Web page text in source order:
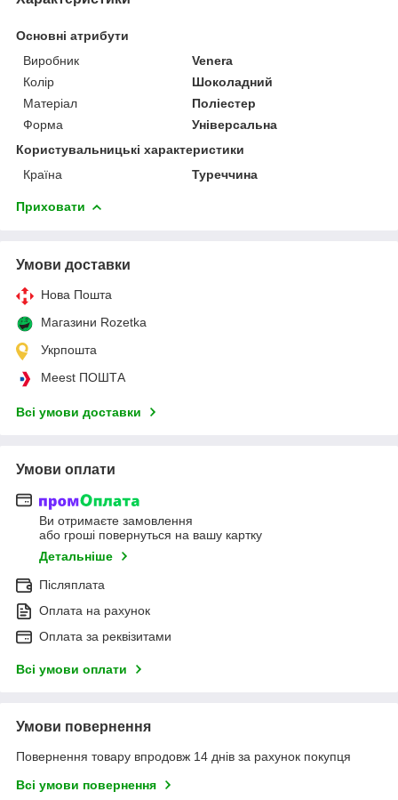
Основні атрибути
Виробник
Venera
Колір
Шоколадний
Матеріал
Поліестер
Форма
Універсальна
Користувальницькі характеристики
Країна
Туреччина
Приховати
Умови доставки
Нова Пошта
Магазини Rozetka
Укрпошта
Meest ПОШТА
Всі умови доставки
Умови оплати
Ви отримаєте замовлення
або гроші повернуться на вашу картку
Детальніше
Післяплата
Оплата на рахунок
Оплата за реквізитами
Всі умови оплати
Умови повернення
Повернення товару впродовж 14 днів за рахунок покупця
Всі умови повернення